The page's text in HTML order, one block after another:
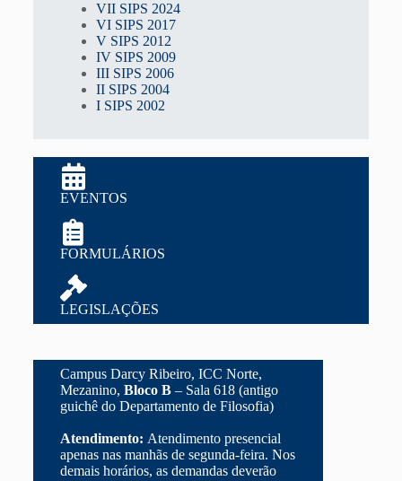
VII SIPS 2024
VI SIPS 2017
V SIPS 2012
IV SIPS 2009
III SIPS 2006
II SIPS 2004
I SIPS 2002
EVENTOS
FORMULÁRIOS
LEGISLAÇÕES
Campus Darcy Ribeiro, ICC Norte,
Mezanino, Bloco B– Sala 618 (antigo
guichê do Departamento de Filosofia)
Atendimento: Atendimento presencial
apenas nas manhãs de segunda-feira. Nos
demais horários, as demandas deverão